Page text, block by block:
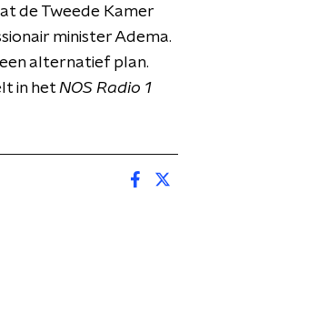
de Tweede Kamer
minister Adema.
alternatief plan.
in het NOS Radio 1